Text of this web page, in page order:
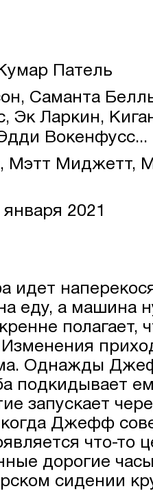
Патель
Саманта
Эк Ларкин,
Вокенфусс...
Мэтт Миджетт,
2021
еду, а машина
полагает,
Изменения
Однажды
подкидывает
запускает
когда Джефф
что-то
дорогие
сидении